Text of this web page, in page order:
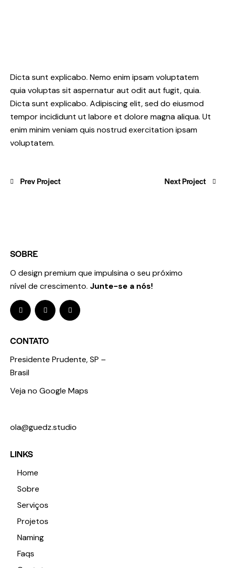
Dicta sunt explicabo. Nemo enim ipsam voluptatem
quia voluptas sit aspernatur aut odit aut fugit, quia.
Dicta sunt explicabo. Adipiscing elit, sed do eiusmod
tempor incididunt ut labore et dolore magna aliqua. Ut
enim minim veniam quis nostrud exercitation ipsam
voluptatem.
Prev Project Next Project
SOBRE
O design premium que impulsina o seu próximo
nível de crescimento. Junte-se a nós!
CONTATO
Presidente Prudente, SP –
Brasil
Veja no Google Maps
ola@guedz.studio
LINKS
Home
Sobre
Serviços
Projetos
Naming
Faqs